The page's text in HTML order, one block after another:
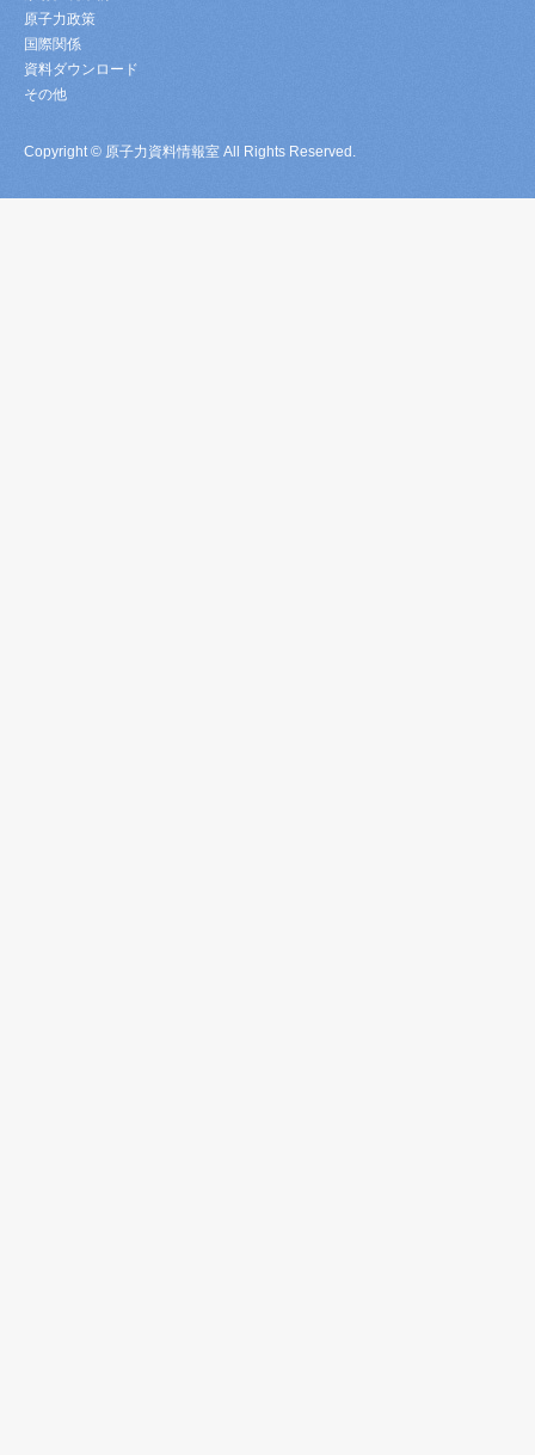
原子力政策
国際関係
資料ダウンロード
その他
Copyright © 原子力資料情報室 All Rights Reserved.